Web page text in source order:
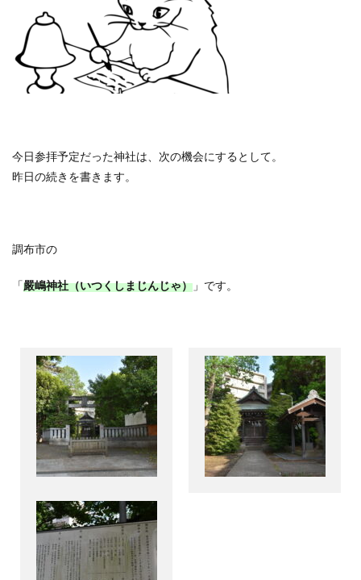
今日参拝予定だった神社は、次の機会にするとして。
昨日の続きを書きます。
調布市の
「嚴嶋神社（いつくしまじんじゃ） 」です。